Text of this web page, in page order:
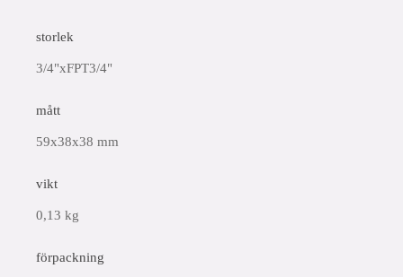
storlek
3/4"xFPT3/4"
mått
59x38x38 mm
vikt
0,13 kg
förpackning